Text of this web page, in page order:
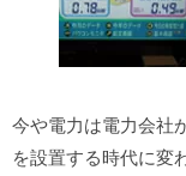
今や電力は電力会社
を設置する時代に変